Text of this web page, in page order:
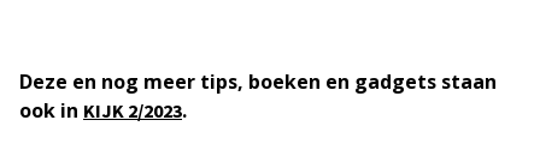
Deze en nog meer tips, boeken en gadgets staan
ook in KIJK 2/2023.